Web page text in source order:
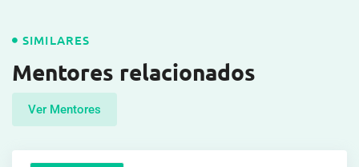
SIMILARES
Mentores relacionados
Ver Mentores